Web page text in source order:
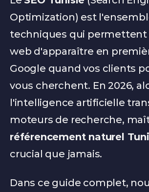
Optimization) est
techniques qui permettent
web d'apparaître en
Google quand vos clients
vous cherchent. En 2026,
l'intelligence artificielle
référencement naturel
crucial que jamais.
Dans ce guide complet,